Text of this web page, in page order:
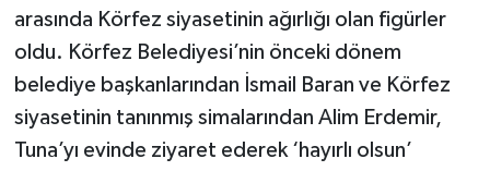
arasında Körfez siyasetinin ağırlığı olan figürler
oldu. Körfez Belediyesi’nin önceki dönem
belediye başkanlarından İsmail Baran ve Körfez
siyasetinin tanınmış simalarından Alim Erdemir,
Tuna’yı evinde ziyaret ederek ‘hayırlı olsun’